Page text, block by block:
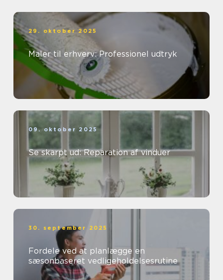
29. oktober 2025
Maler til erhverv: Professionel udtryk
09. oktober 2025
Se skarpt ud: Reparation af vinduer
30. september 2025
Fordele ved at planlægge en
sæsonbaseret vedligeholdelsesrutine